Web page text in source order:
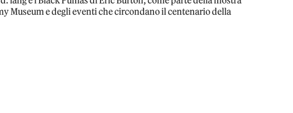
Museum e degli eventi che circondano il centenario della